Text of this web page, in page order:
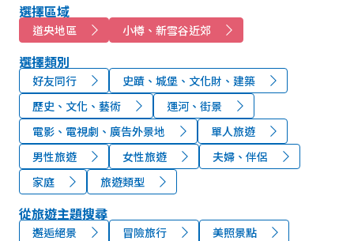
選擇區域
道央地區 小樽、新雪谷近郊
選擇類別
好友同行
史蹟、城堡、文化財、建築
歷史、文化、藝術
運河、街景
電影、電視劇、廣告外景地
單人旅遊
男性旅遊
女性旅遊
夫婦、伴侶
家庭
旅遊類型
從旅遊主題搜尋
邂逅絕景 冒險旅行 美照景點